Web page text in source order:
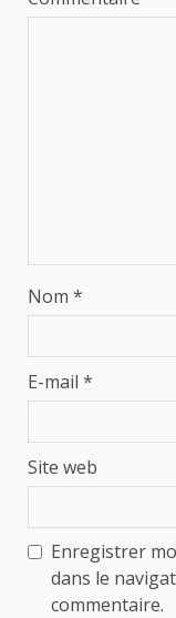
Nom *
E-mail *
Site web
Enregistrer
dans le
commentaire.